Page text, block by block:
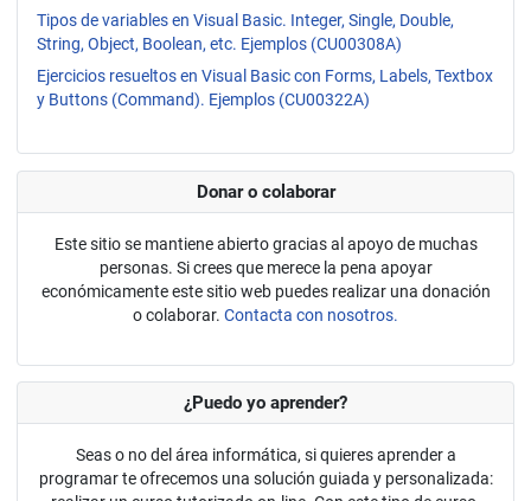
Tipos de variables en Visual Basic. Integer, Single, Double,
String, Object, Boolean, etc. Ejemplos (CU00308A)
Ejercicios resueltos en Visual Basic con Forms, Labels, Textbox
y Buttons (Command). Ejemplos (CU00322A)
Donar o colaborar
Este sitio se mantiene abierto gracias al apoyo de muchas
personas. Si crees que merece la pena apoyar
económicamente este sitio web puedes realizar una donación
o colaborar. Contacta con nosotros.
¿Puedo yo aprender?
Seas o no del área informática, si quieres aprender a
programar te ofrecemos una solución guiada y personalizada: